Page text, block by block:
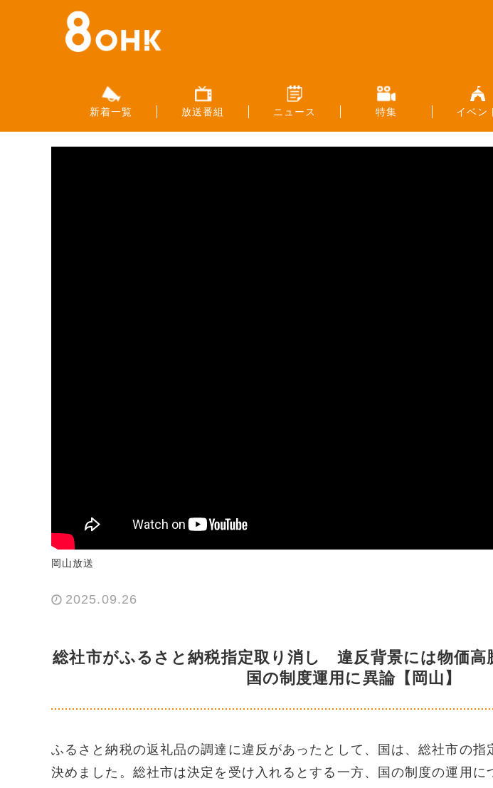
新着一覧 放送番組 ニュース 特集 イベン
岡山放送
2025.09.26
総社市がふるさと納税指定取り消し 違反背景には物価
国の制度運用に異論【岡山】
ふるさと納税の返礼品の調達に違反があったとして、国は、総社市の指
決めました。総社市は決定を受け入れるとする一方、国の制度の運用に